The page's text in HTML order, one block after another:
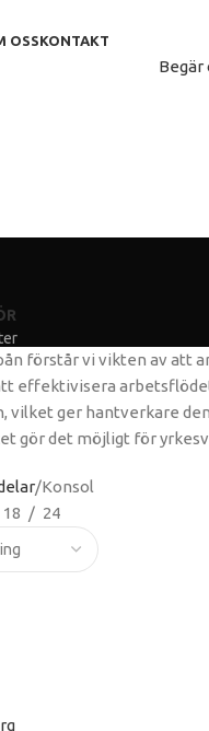
OSSKONTAKT
förstår vi vikten av att
effektivisera
vilket ger hantverkare
gör det möjligt för
Konsol
18 24